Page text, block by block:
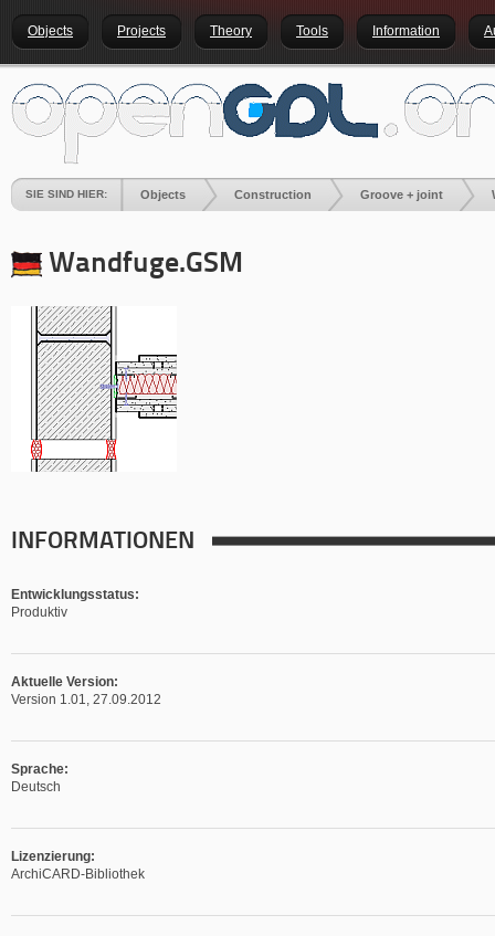
Objects Projects Theory Tools Information
SIE SIND HIER: Objects Construction Groove + joint
Wandfuge.GSM
INFORMATIONEN
Entwicklungsstatus:
Produktiv
Aktuelle Version:
Version 1.01, 27.09.2012
Sprache:
Deutsch
Lizenzierung:
ArchiCARD-Bibliothek